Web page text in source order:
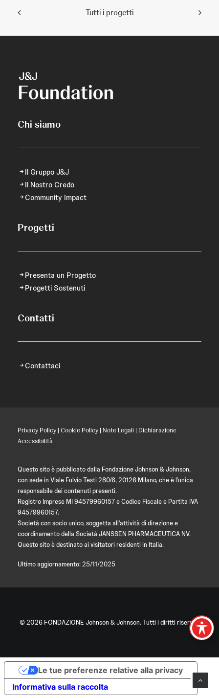
Tutti i progetti
Chi siamo
Il Gruppo J&J
Il Nostro Credo
Community Impact
Progetti
Presenta un Progetto
Progetti Sostenuti
Contatti
Contattaci
Privacy Policy | Cookie Policy | Note Legali | Dichiarazione
Accessibilità
Questo sito è pubblicato dalla Fondazione Johnson & Johnson,
con sede in Viale Fulvio Testi 280/6, 20126 Milano, che è l’unica
responsabile dei contenuti presenti.
Registro Imprese MI 94579960157 e Codice Fiscale e Partita IVA
94579960157.
Società con socio unico, soggetta all’attività di direzione e
coordinamento della Società JANSSEN PHARMACEUTICA NV.
Questo sito è destinato ai visitatori residenti in Italia.
Ultimo aggiornamento: 25/11/2025
© 2026 FONDAZIONE Johnson & Johnson. Tutti i diritti riservati
Informativa sulla raccolta
Le tue preferenze relative alla privacy